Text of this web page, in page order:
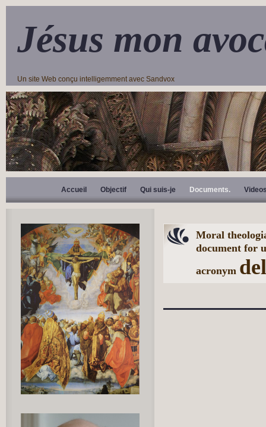
Jésus mon
Un site Web conçu intelligemment avec Sandvox
Accueil Objectif Qui suis-je Documents.
Moral
document for
acronym